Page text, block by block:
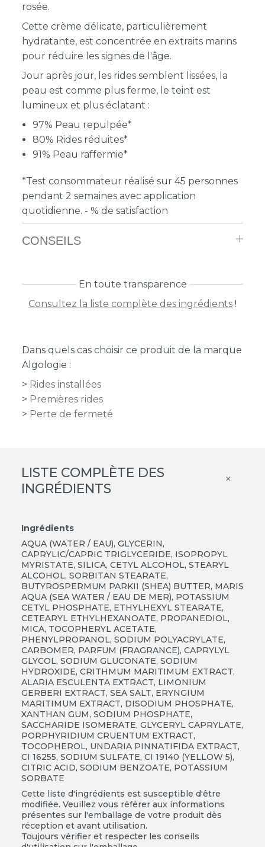
rosée.
Cette crème délicate, particulièrement
hydratante, est concentrée en extraits marins
pour réduire les signes de l'âge.
Jour après jour, les rides semblent lissées, la
peau est comme plus ferme, le teint est
lumineux et plus éclatant :
97% Peau repulpée*
80% Rides réduites*
91% Peau raffermie*
*Test consommateur réalisé sur 45 personnes
pendant 2 semaines avec application
quotidienne. - % de satisfaction
CONSEILS
En toute transparence
Consultez la liste complète des ingrédients !
Dans quels cas choisir ce produit de la marque
Algologie :
Rides installées
Premières rides
Perte de fermeté
LISTE COMPLÈTE DES
INGRÉDIENTS
×
Ingrédients
AQUA (WATER / EAU), GLYCERIN,
CAPRYLIC/CAPRIC TRIGLYCERIDE, ISOPROPYL
MYRISTATE, SILICA, CETYL ALCOHOL, STEARYL
ALCOHOL, SORBITAN STEARATE,
BUTYROSPERMUM PARKII (SHEA) BUTTER, MARIS
AQUA (SEA WATER / EAU DE MER), POTASSIUM
CETYL PHOSPHATE, ETHYLHEXYL STEARATE,
CETEARYL ETHYLHEXANOATE, PROPANEDIOL,
MICA, TOCOPHERYL ACETATE,
PHENYLPROPANOL, SODIUM POLYACRYLATE,
CARBOMER, PARFUM (FRAGRANCE), CAPRYLYL
GLYCOL, SODIUM GLUCONATE, SODIUM
HYDROXIDE, CRITHMUM MARITIMUM EXTRACT,
ALARIA ESCULENTA EXTRACT, LIMONIUM
GERBERI EXTRACT, SEA SALT, ERYNGIUM
MARITIMUM EXTRACT, DISODIUM PHOSPHATE,
XANTHAN GUM, SODIUM PHOSPHATE,
SACCHARIDE ISOMERATE, GLYCERYL CAPRYLATE,
PORPHYRIDIUM CRUENTUM EXTRACT,
TOCOPHEROL, UNDARIA PINNATIFIDA EXTRACT,
CI 16255, SODIUM SULFATE, CI 19140 (YELLOW 5),
CITRIC ACID, SODIUM BENZOATE, POTASSIUM
SORBATE
Cette liste d'ingrédients est susceptible d'être
modifiée. Veuillez vous référer aux informations
présentes sur l'emballage de votre produit dès
réception et avant utilisation.
Toujours vérifier et respecter les conseils